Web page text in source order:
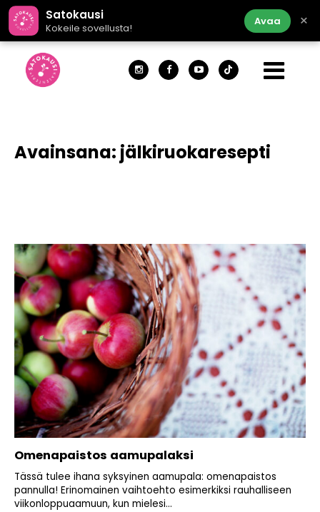
Satokausi
Kokeile sovellusta!
Avaa ×
Avainsana: jälkiruokaresepti
Omenapaistos aamupalaksi
Tässä tulee ihana syksyinen aamupala: omenapaistos
pannulla! Erinomainen vaihtoehto esimerkiksi rauhalliseen
viikonloppuaamuun, kun mielesi...